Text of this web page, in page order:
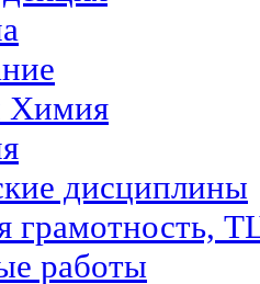
Химия
дисциплины
грамотность,
работы